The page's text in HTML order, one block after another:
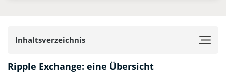
Inhaltsverzeichnis
Ripple Exchange: eine Übersicht